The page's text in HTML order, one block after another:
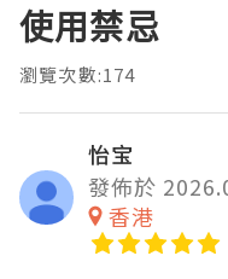
使用禁忌
瀏覽次數:174
怡宝
發佈於
香港